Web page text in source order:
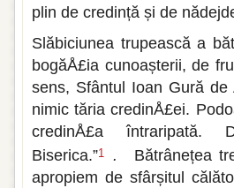
plin de credință și de
Slăbiciunea trupească a
bogăÅ£ia cunoașterii, de
sens, Sfântul Ioan Gură de
nimic tăria credinÅ£ei.
credinÅ£a
Biserica.”1 .
Bătrânețea
apropiem de sfârșitul